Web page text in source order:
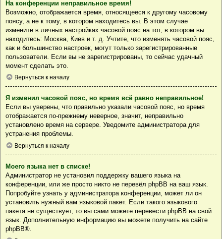
На конференции неправильное время!
Возможно, отображается время, относящееся к другому часовому
поясу, а не к тому, в котором находитесь вы. В этом случае
измените в личных настройках часовой пояс на тот, в котором вы
находитесь: Москва, Киев и т. д. Учтите, что изменять часовой пояс,
как и большинство настроек, могут только зарегистрированные
пользователи. Если вы не зарегистрированы, то сейчас удачный
момент сделать это.
Вернуться к началу
Я изменил часовой пояс, но время всё равно неправильное!
Если вы уверены, что правильно указали часовой пояс, но время
отображается по-прежнему неверное, значит, неправильно
установлено время на сервере. Уведомите администратора для
устранения проблемы.
Вернуться к началу
Моего языка нет в списке!
Администратор не установил поддержку вашего языка на
конференции, или же просто никто не перевёл phpBB на ваш язык.
Попробуйте узнать у администратора конференции, может ли он
установить нужный вам языковой пакет. Если такого языкового
пакета не существует, то вы сами можете перевести phpBB на свой
язык. Дополнительную информацию вы можете получить на сайте
phpBB®.